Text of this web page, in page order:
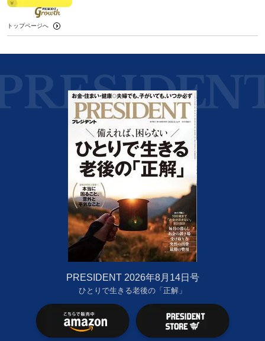
トップページへ
PRESIDENT 2026年8月14日号
ひとりで生きる老後の「正解」